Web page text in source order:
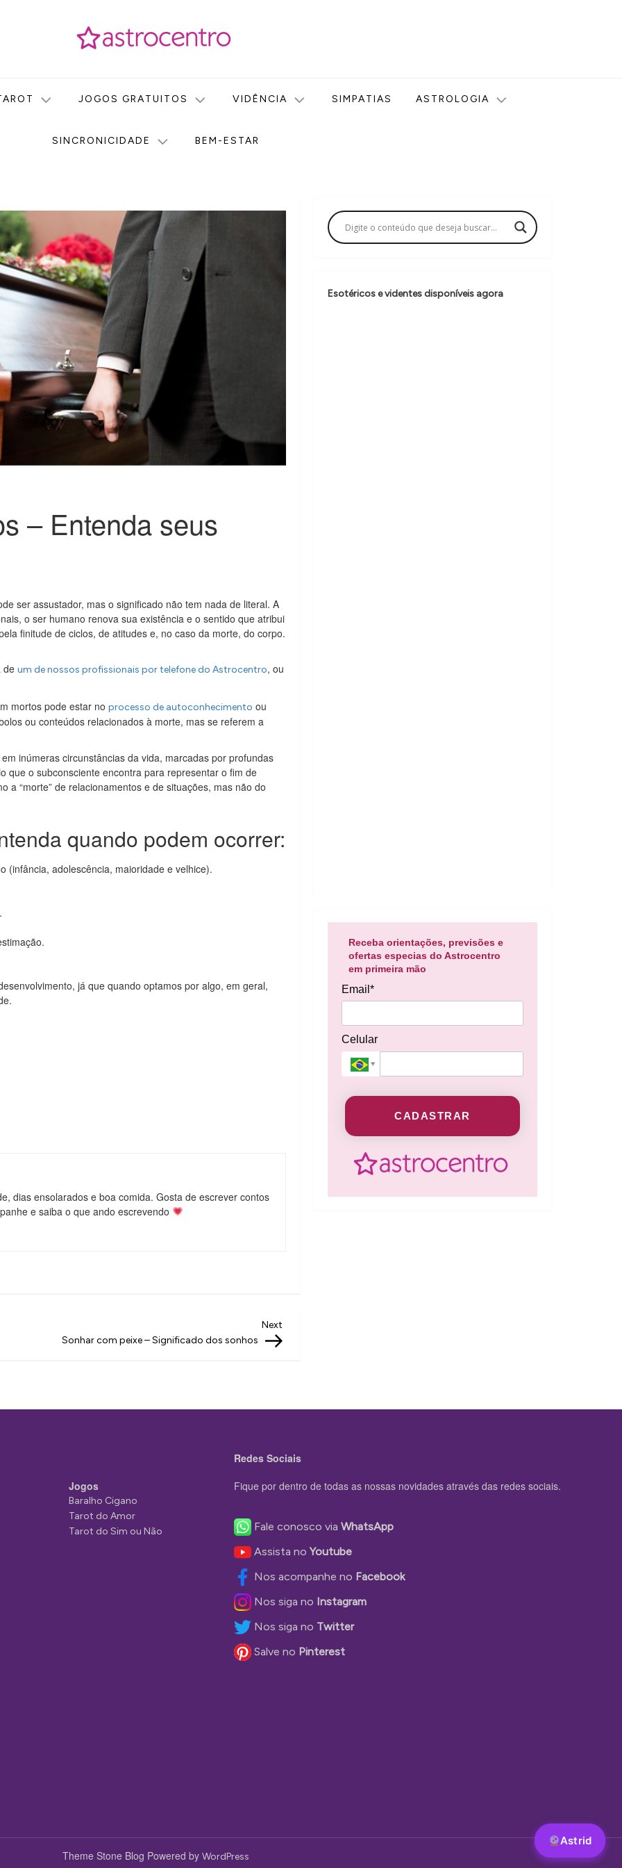
JOGOS GRATUITOS VIDÊNCIA SIMPATIAS ASTROLOGIA
SINCRONICIDADE BEM-ESTAR
– Entenda seus
ser assustador, mas o significado não tem nada de literal. A
o ser humano renova sua existência e o sentido que atribui
finitude de ciclos, de atitudes e, no caso da morte, do corpo.
de um de nossos profissionais por telefone do Astrocentro, ou
mortos pode estar no processo de autoconhecimento ou
ou conteúdos relacionados à morte, mas se referem a
inúmeras circunstâncias da vida, marcadas por profundas
que o subconsciente encontra para representar o fim de
a “morte” de relacionamentos e de situações, mas não do
quando podem ocorrer:
(infância, adolescência, maioridade e velhice).
já que quando optamos por algo, em geral,
dias ensolarados e boa comida. Gosta de escrever contos
e saiba o que ando escrevendo
Post
Next
Sonhar com peixe – Significado dos sonhos
Esotéricos e videntes disponíveis agora
Receba orientações, previsões e
ofertas especias do Astrocentro
em primeira mão
Email*
Celular
CADASTRAR
Jogos
Baralho Cigano
Tarot do Amor
Tarot do Sim ou Não
Redes Sociais
Fique por dentro de todas as nossas novidades através das redes sociais.
Fale conosco via WhatsApp
Assista noYoutube
Nos acompanhe no Facebook
Nos siga no Instagram
Nos siga no Twitter
Salve no Pinterest
Theme Stone Blog Powered by WordPress
Astrid
Astrid